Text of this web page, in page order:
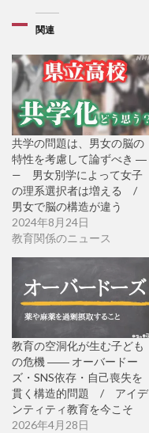
関連
共学の問題は、男女の脳の
特性を考慮して論ずべき ―
— 男女別学によって女子
の理系選択者は増える /
男女で脳の構造が違う
2024年8月24日
教育関係のニュース
教育の空洞化が生む子ども
の危機 ―― オーバードー
ズ・SNS依存・自己喪失を
貫く構造的問題 / アイデ
ンティティ教育を今こそ
2026年4月28日